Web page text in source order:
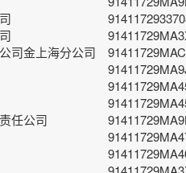
司金上海分公司
任公司